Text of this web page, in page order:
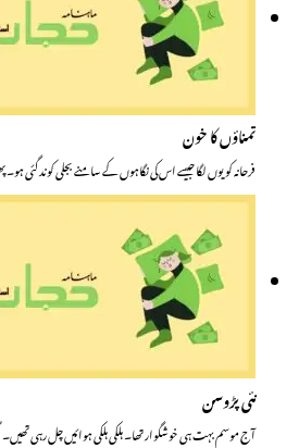
تمناؤں کا خون
فرحانہ کو یوں لگا جیسے اس کی نگاہوں کے سامنے بجلی کوند گئی
نئی پڑوسن
آج موسم بہت ہی خوشگوار تھا۔ ہلکی ہلکی ہوائیں چل رہی